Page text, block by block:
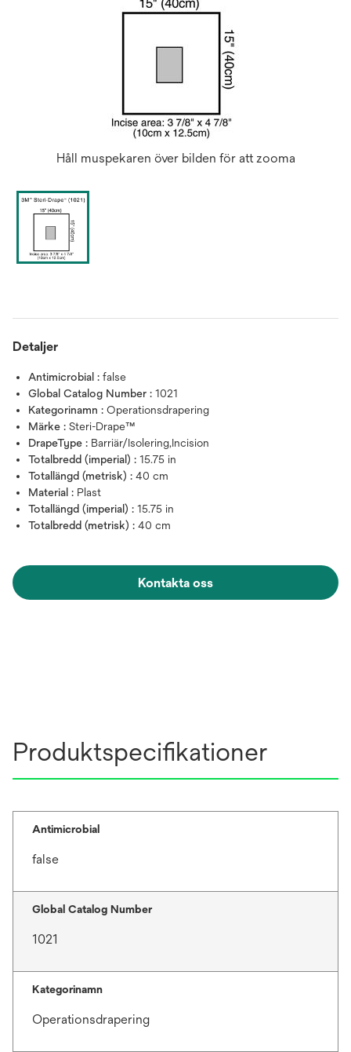
Håll muspekaren över bilden för att zooma
Detaljer
Antimicrobial : false
Global Catalog Number : 1021
Kategorinamn : Operationsdrapering
Märke : Steri-Drape™
DrapeType : Barriär/Isolering,Incision
Totalbredd (imperial) : 15.75 in
Totallängd (metrisk) : 40 cm
Material : Plast
Totallängd (imperial) : 15.75 in
Totalbredd (metrisk) : 40 cm
Kontakta oss
Produktspecifikationer
Antimicrobial
false
Global Catalog Number
1021
Kategorinamn
Operationsdrapering